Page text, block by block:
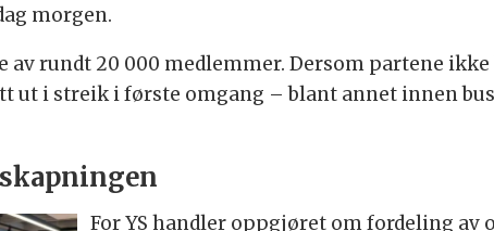
morgen.
av rundt 20 000 medlemmer. Dersom partene
ut i streik i første omgang – blant annet innen
For YS handler oppgjøret om fordeling av